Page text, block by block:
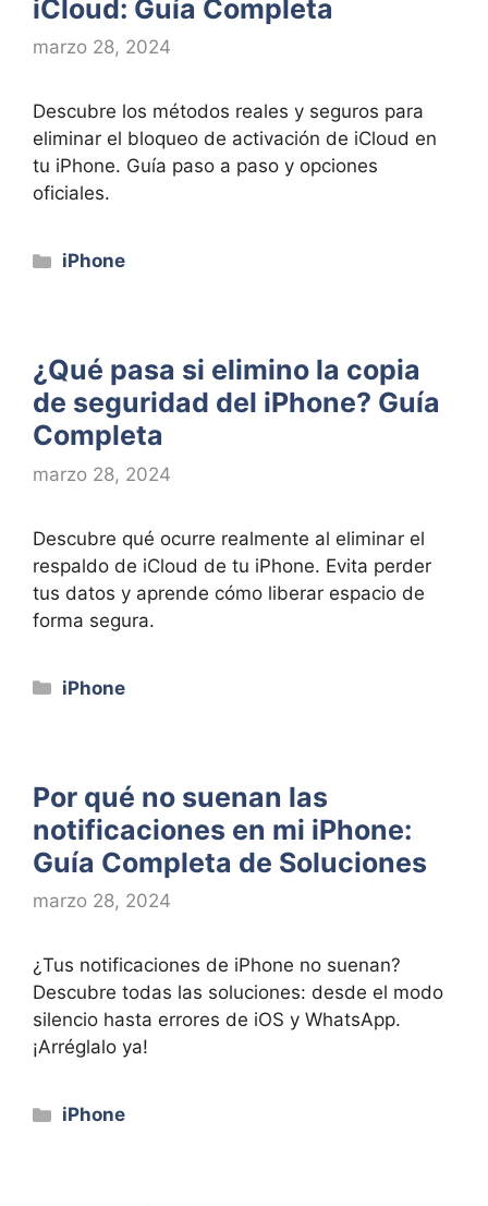
iCloud: Guía Completa
marzo 28, 2024
Descubre los métodos reales y seguros para
eliminar el bloqueo de activación de iCloud en
tu iPhone. Guía paso a paso y opciones
oficiales.
Categorías
iPhone
¿Qué pasa si elimino la copia
de seguridad del iPhone? Guía
Completa
marzo 28, 2024
Descubre qué ocurre realmente al eliminar el
respaldo de iCloud de tu iPhone. Evita perder
tus datos y aprende cómo liberar espacio de
forma segura.
Categorías
iPhone
Por qué no suenan las
notificaciones en mi iPhone:
Guía Completa de Soluciones
marzo 28, 2024
¿Tus notificaciones de iPhone no suenan?
Descubre todas las soluciones: desde el modo
silencio hasta errores de iOS y WhatsApp.
¡Arréglalo ya!
Categorías
iPhone